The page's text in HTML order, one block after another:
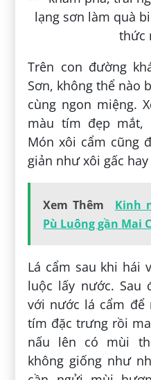
Trên con đường
Sơn, không thể nào
cùng ngon miệng.
màu tím đẹp
Món xôi cẩm cũng
giản như xôi gấc
Xem Thêm
Kinh
Pù Luông gần Mai
Lá cẩm sau khi hái
luộc lấy nước. Sau
với nước lá cẩm để
tím đặc trưng rồi
nấu lên có mùi
không giống như